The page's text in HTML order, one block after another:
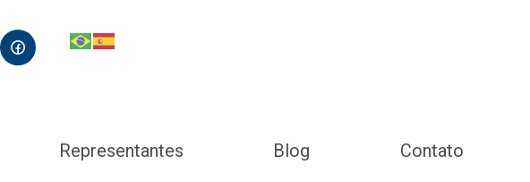
Representantes Blog
Contato